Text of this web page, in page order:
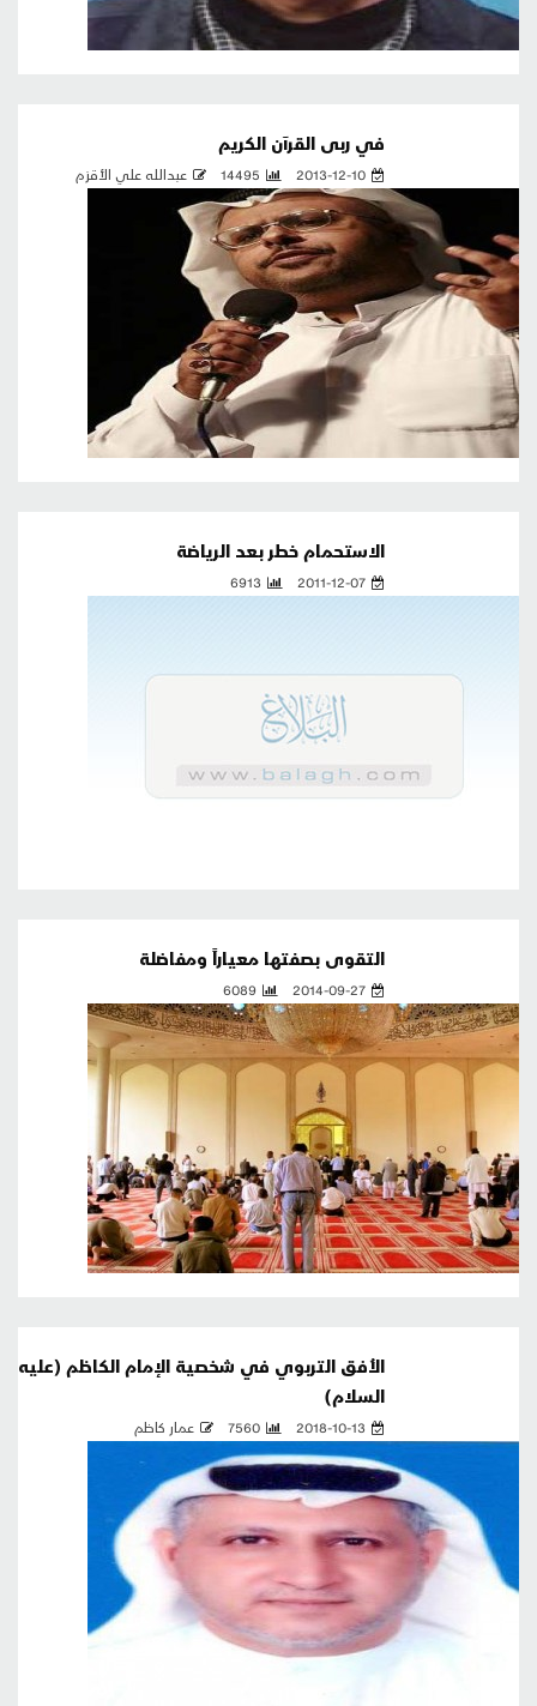
في ربى القرآن الكريم
2013-12-10
14495 عبدالله علي الأقزم
الاستحمام خطر بعد الرياضة
2011-12-07
6913
التقوى بصفتها معياراً ومفاضلة
2014-09-27
6089
الأُفق التربوي في شخصية الإمام الكاظم (عليه
السلام)
2018-10-13
7560 عمار كاظم